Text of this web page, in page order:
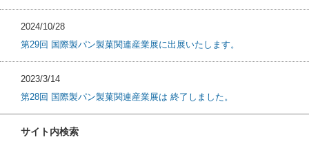
2024/10/28
第29回 国際製パン製菓関連産業展に出展いたします。
2023/3/14
第28回 国際製パン製菓関連産業展は 終了しました。
サイト内検索